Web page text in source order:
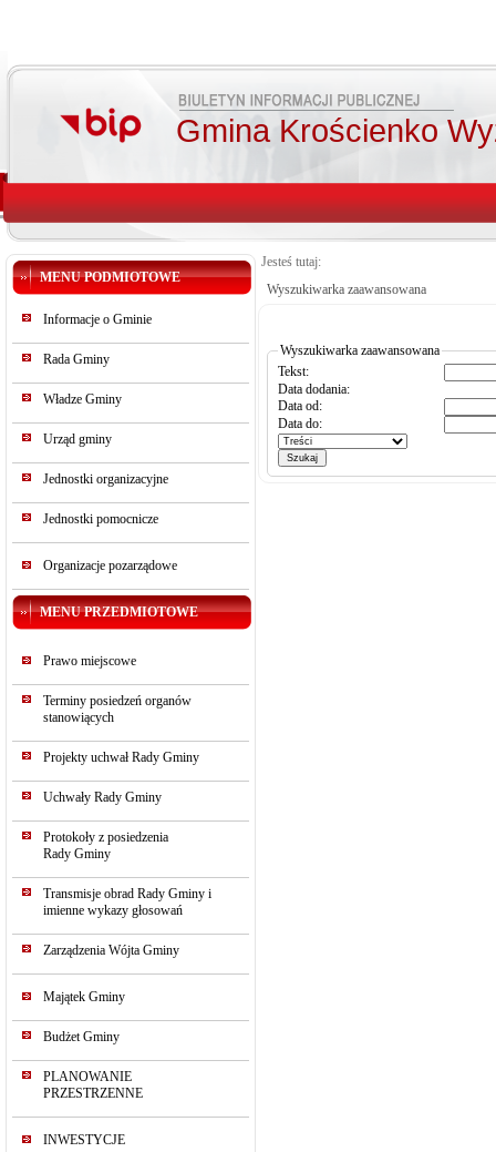
Gmina Krościenko
MENU PODMIOTOWE
Informacje o Gminie
Rada Gminy
Władze Gminy
Urząd gminy
Jednostki organizacyjne
Jednostki pomocnicze
Organizacje pozarządowe
MENU PRZEDMIOTOWE
Prawo miejscowe
Terminy posiedzeń organów
stanowiących
Projekty uchwał Rady Gminy
Uchwały Rady Gminy
Protokoły z posiedzenia
Rady Gminy
Transmisje obrad Rady Gminy i
imienne wykazy głosowań
Zarządzenia Wójta Gminy
Majątek Gminy
Budżet Gminy
PLANOWANIE
PRZESTRZENNE
INWESTYCJE
Jesteś tutaj:
Wyszukiwarka zaawansowana
Wyszukiwarka zaawansowana
Tekst:
Data dodania:
Data od:
Data do: